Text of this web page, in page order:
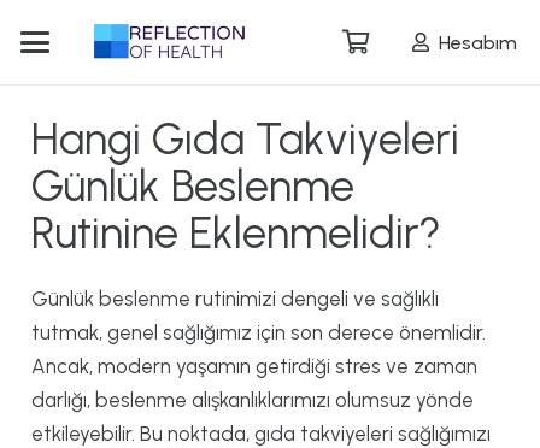
Hesabım
Hangi Gıda Takviyeleri
Günlük Beslenme
Rutinine Eklenmelidir?
Günlük beslenme rutinimizi dengeli ve sağlıklı
tutmak, genel sağlığımız için son derece önemlidir.
Ancak, modern yaşamın getirdiği stres ve zaman
darlığı, beslenme alışkanlıklarımızı olumsuz yönde
etkileyebilir. Bu noktada, gıda takviyeleri sağlığımızı